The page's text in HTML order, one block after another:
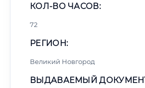
КОЛ-ВО ЧАСОВ:
72
РЕГИОН:
Великий Новгород
ВЫДАВАЕМЫЙ